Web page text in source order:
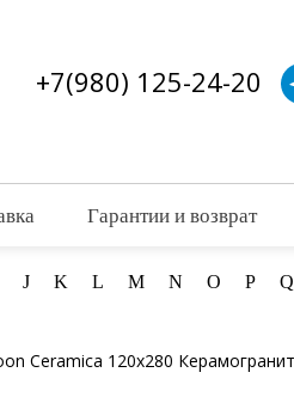
+7(980) 125-24-20
Гарантии и возврат
J K L M N O P Q
Ceramica 120x280